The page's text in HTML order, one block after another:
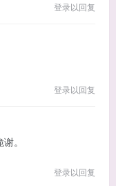
登录以回复
登录以回复
。
登录以回复